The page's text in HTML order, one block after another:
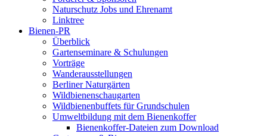
Naturschutz Jobs und Ehrenamt
Linktree
Bienen-PR
Überblick
Gartenseminare & Schulungen
Vorträge
Wanderausstellungen
Berliner Naturgärten
Wildbienenschaugarten
Wildbienenbuffets für Grundschulen
Umweltbildung mit dem Bienenkoffer
Bienenkoffer-Dateien zum Download